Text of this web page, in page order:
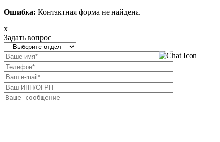
Ошибка: Контактная форма не найдена.
x
Задать вопрос